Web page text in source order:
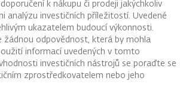
k nákupu či prodeji jakýchkoliv
analýzu investičních příležitostí. Uvedené
ukazatelem budoucí výkonnosti.
žádnou odpovědnost, která by mohla
informací uvedených v tomto
investičních nástrojů se poraďte se
zprostředkovatelem nebo jeho